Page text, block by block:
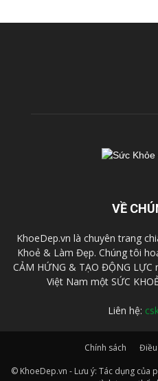
VỀ
KhoeDep.vn là chuyên trang
Khoẻ & Làm Đẹp. Chúng tôi
CẢM HỨNG & TẠO ĐỘNG
Việt Nam một SỨC
Liên hệ:
Chính sách
© KhoeDep.vn - Lưu ý: Tác dụng của